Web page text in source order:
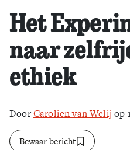
Het
naar
ethiek
DoorCarolien van Welij op
Bewaar bericht